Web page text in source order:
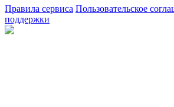
Правила сервиса Пользовательское
поддержки